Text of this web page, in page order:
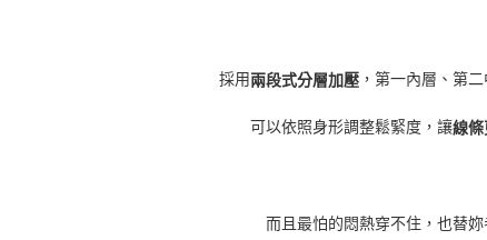
採用兩段式分層加壓，第一內層、第二
可以依照身形調整鬆緊度，讓線條
而且最怕的悶熱穿不住，也替妳